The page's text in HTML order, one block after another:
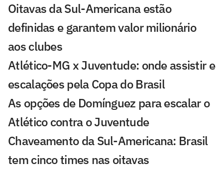
Oitavas da Sul-Americana estão
definidas e garantem valor milionário
aos clubes
Atlético-MG x Juventude: onde assistir e
escalações pela Copa do Brasil
As opções de Domínguez para escalar o
Atlético contra o Juventude
Chaveamento da Sul-Americana: Brasil
tem cinco times nas oitavas